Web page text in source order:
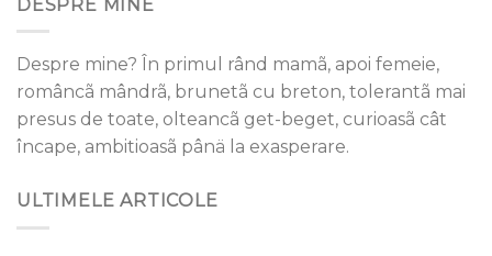
DESPRE MINE
Despre mine? În primul rând mamã, apoi femeie,
româncã mândrã, brunetã cu breton, tolerantã mai
presus de toate, olteancã get-beget, curioasã cât
încape, ambitioasã pânä la exasperare.
ULTIMELE ARTICOLE